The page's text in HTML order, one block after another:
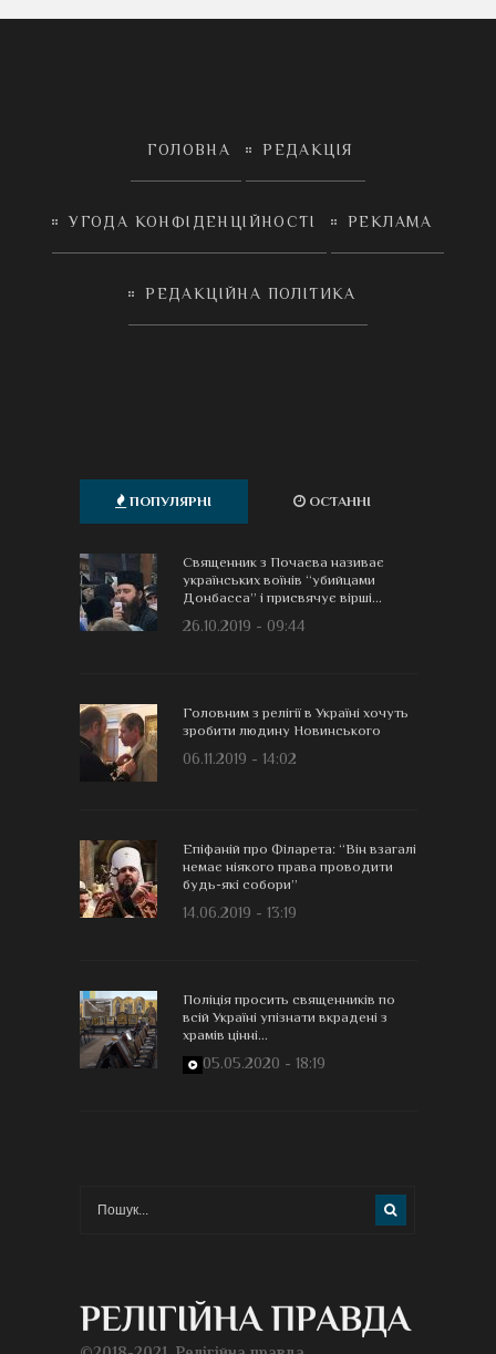
ГОЛОВНА РЕДАКЦІЯ
УГОДА КОНФІДЕНЦІЙНОСТІ РЕКЛАМА
РЕДАКЦІЙНА ПОЛІТИКА
ПОПУЛЯРНІ ОСТАННІ
Священник з Почаєва називає
українських воїнів “убийцами
Донбасса” і присвячує вірші...
26.10.2019 - 09:44
Головним з релігії в Україні хочуть
зробити людину Новинського
06.11.2019 - 14:02
Епіфаній про Філарета: “Він взагалі
немає ніякого права проводити
будь-які собори”
14.06.2019 - 13:19
Поліція просить священників по
всій Україні упізнати вкрадені з
храмів цінні...
05.05.2020 - 18:19